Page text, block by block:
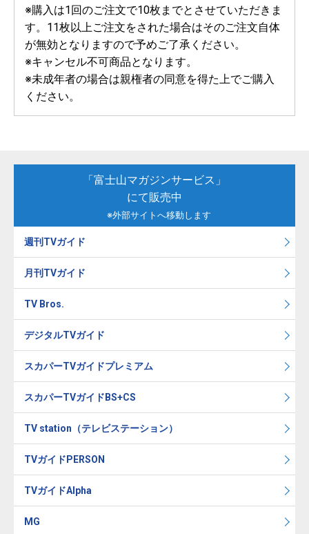
※購入は1回のご注文で10枚までとさせていただきま
す。11枚以上ご注文をされた場合はそのご注文自体
が無効となりますので予めご了承ください。
※キャンセル不可商品となります。
※未成年者の場合は親権者の同意を得た上でご購入
ください。
「富士山マガジンサービス」
にて販売中
※外部サイトへ移動します
週刊TVガイド
月刊TVガイド
TV Bros.
デジタルTVガイド
スカパーTVガイドプレミアム
スカパーTVガイドBS+CS
TV station（テレビステーション）
TVガイドPERSON
TVガイドAlpha
MG